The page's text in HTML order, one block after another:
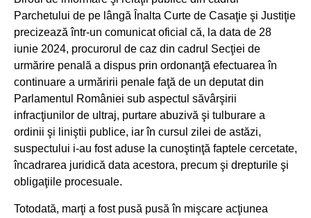
Parchetului de pe lângă Înalta Curte de Casaţie şi Justiţie
precizează într-un comunicat oficial că, la data de 28
iunie 2024, procurorul de caz din cadrul Secţiei de
urmărire penală a dispus prin ordonanţă efectuarea în
continuare a urmăririi penale faţă de un deputat din
Parlamentul României sub aspectul săvârşirii
infracţiunilor de ultraj, purtare abuzivă şi tulburare a
ordinii şi liniştii publice, iar în cursul zilei de astăzi,
suspectului i-au fost aduse la cunoştinţă faptele cercetate,
încadrarea juridică data acestora, precum şi drepturile şi
obligaţiile procesuale.
Totodată, marţi a fost pusă pusă în mişcare acţiunea